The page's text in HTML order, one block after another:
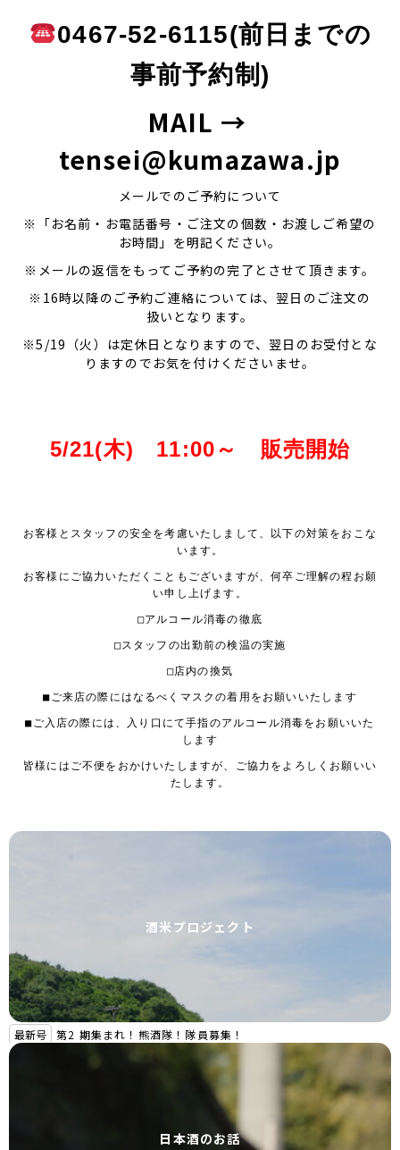
0467-52-6115(前日までの
事前予約制)
MAIL →
tensei@kumazawa.jp
メールでのご予約について
※「お名前・お電話番号・ご注文の個数・お渡しご希望の
お時間」を明記ください。
※メールの返信をもってご予約の完了とさせて頂きます。
※16時以降のご予約ご連絡については、翌日のご注文の
扱いとなります。
※5/19（火）は定休日となりますので、翌日のお受付とな
りますのでお気を付けくださいませ。
5/21(木) 11:00～ 販売開始
お客様とスタッフの安全を考慮いたしまして、以下の対策をおこな
います。
お客様にご協力いただくこともございますが、何卒ご理解の程お願
い申し上げます。
□アルコール消毒の徹底
□スタッフの出勤前の検温の実施
□店内の換気
■ご来店の際にはなるべくマスクの着用をお願いいたします
■ご入店の際には、入り口にて手指のアルコール消毒をお願いいた
します
皆様にはご不便をおかけいたしますが、ご協力をよろしくお願いい
たします。
酒米プロジェクト
最新号 第2 期集まれ！熊酒隊！隊員募集！
日本酒のお話